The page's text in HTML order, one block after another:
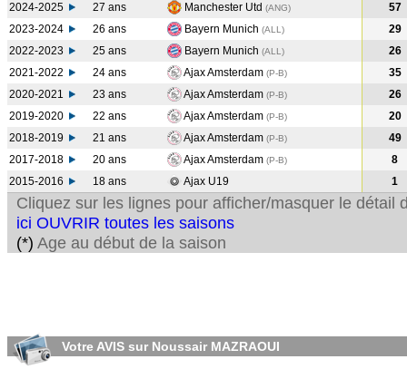
2024-2025
27 ans Manchester Utd (ANG)
57
2023-2024
26 ans Bayern Munich (ALL )
29
2022-2023
25 ans Bayern Munich (ALL )
26
2021-2022
24 ans Ajax Amsterdam (P-B)
35
2020-2021
23 ans Ajax Amsterdam (P-B)
26
2019-2020
22 ans Ajax Amsterdam (P-B)
20
2018-2019
21 ans Ajax Amsterdam (P-B)
49
2017-2018
20 ans Ajax Amsterdam (P-B)
8
2015-2016
18 ans Ajax U19 1
Cliquez sur les lignes pour afficher/masquer le détail
ici OUVRIR toutes les saisons
(*) Age au début de la saison
Votre AVIS sur Noussair MAZRAOUI